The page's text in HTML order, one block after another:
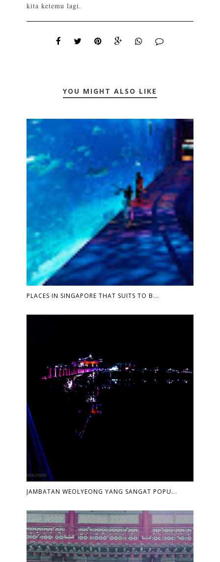
kita ketemu lagi.
YOU MIGHT ALSO LIKE
PLACES IN SINGAPORE THAT SUITS TO B...
JAMBATAN WEOLYEONG YANG SANGAT POPU...